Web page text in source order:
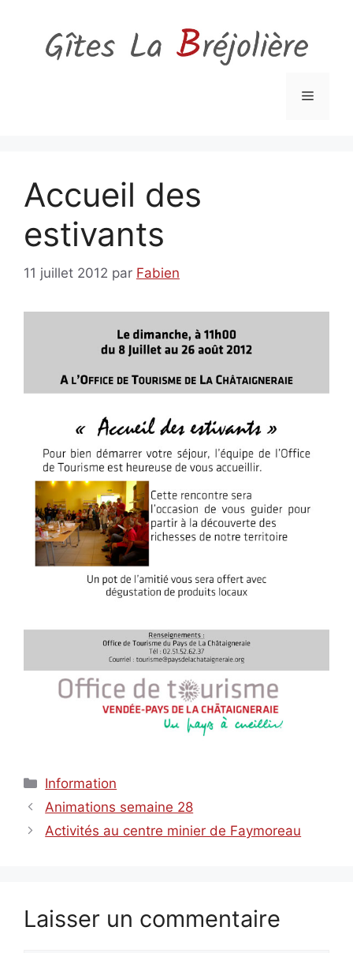
contenu
Menu
Accueil des
estivants
11 juillet 2012 par Fabien
Catégories
Information
Animations semaine 28
Activités au centre minier de Faymoreau
Laisser un commentaire